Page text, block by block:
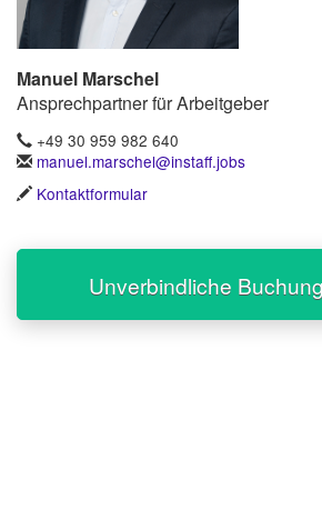
Manuel Marschel
Ansprechpartner für Arbeitgeber
+49 30 959 982 640
manuel.marschel@instaff.jobs
Kontaktformular
Unverbindliche